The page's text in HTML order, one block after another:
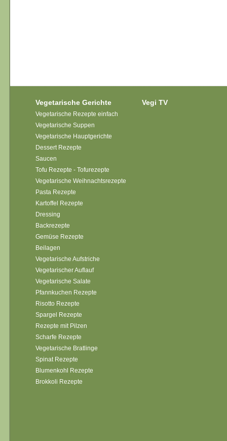
Vegetarische Gerichte
Vegetarische Rezepte einfach
Vegetarische Suppen
Vegetarische Hauptgerichte
Dessert Rezepte
Saucen
Tofu Rezepte - Tofurezepte
Vegetarische Weihnachtsrezepte
Pasta Rezepte
Kartoffel Rezepte
Dressing
Backrezepte
Gemüse Rezepte
Beilagen
Vegetarische Aufstriche
Vegetarischer Auflauf
Vegetarische Salate
Pfannkuchen Rezepte
Risotto Rezepte
Spargel Rezepte
Rezepte mit Pilzen
Scharfe Rezepte
Vegetarische Bratlinge
Spinat Rezepte
Blumenkohl Rezepte
Brokkoli Rezepte
Vegi TV